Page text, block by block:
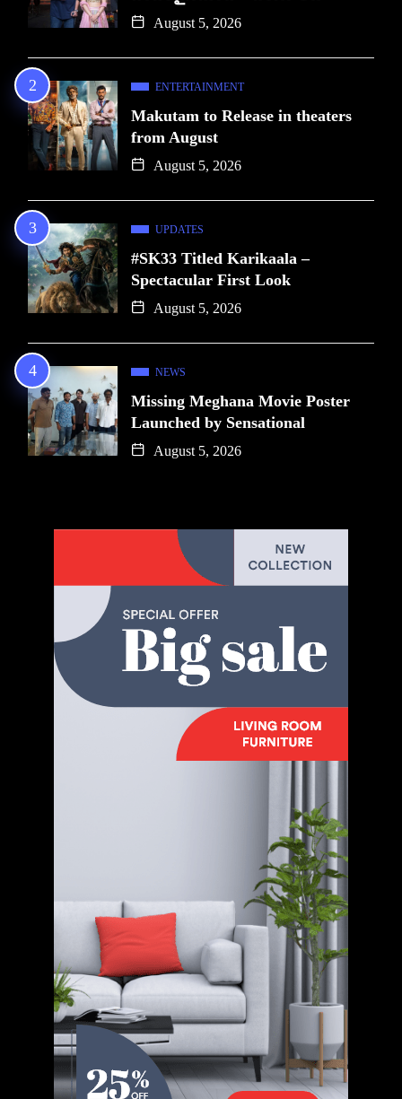
August 5, 2026
ENTERTAINMENT
Makutam to Release in theaters
from August
August 5, 2026
UPDATES
#SK33 Titled Karikaala –
Spectacular First Look
August 5, 2026
NEWS
Missing Meghana Movie Poster
Launched by Sensational
August 5, 2026